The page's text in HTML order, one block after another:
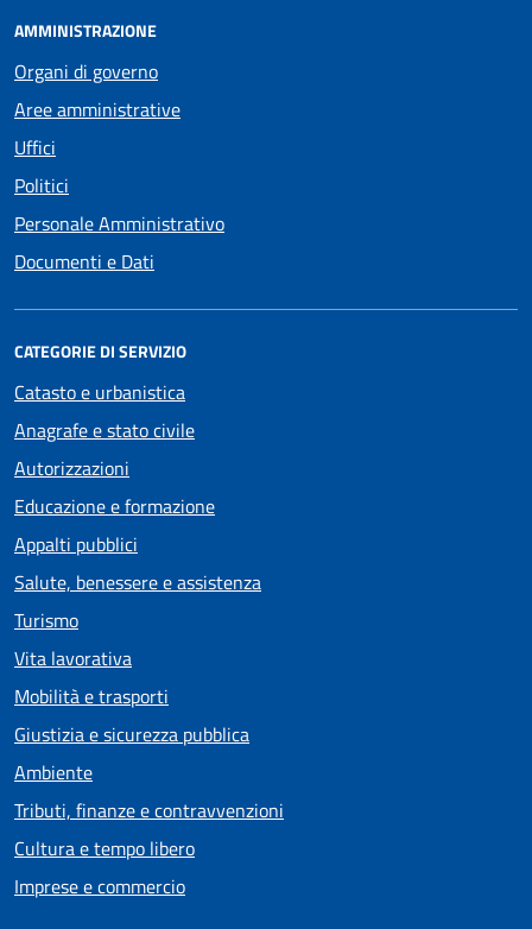
AMMINISTRAZIONE
Organi di governo
Aree amministrative
Uffici
Politici
Personale Amministrativo
Documenti e Dati
CATEGORIE DI SERVIZIO
Catasto e urbanistica
Anagrafe e stato civile
Autorizzazioni
Educazione e formazione
Appalti pubblici
Salute, benessere e assistenza
Turismo
Vita lavorativa
Mobilità e trasporti
Giustizia e sicurezza pubblica
Ambiente
Tributi, finanze e contravvenzioni
Cultura e tempo libero
Imprese e commercio